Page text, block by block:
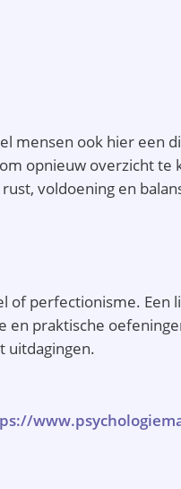
mensen ook hier een
opnieuw overzicht te
voldoening en
perfectionisme. Een
praktische
uitdagingen.